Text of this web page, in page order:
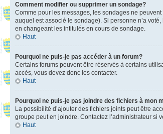
Comment modifier ou supprimer un sondage?
Comme pour les messages, les sondages ne
auquel est associé le sondage). Si personne n’a
en changeant les intitulés en cours de sondage.
Haut
Pourquoi ne puis-je pas accéder à un forum?
Certains forums peuvent être réservés à certains
accès, vous devez donc les contacter.
Haut
Pourquoi ne puis-je pas joindre des fichiers à mon
La possibilité d’ajouter des fichiers joints peut être
groupe peut en joindre. Contactez l’administrateur si
Haut